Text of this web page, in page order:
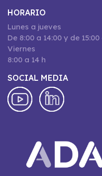
HORARIO
Lunes a jueves
De 8:00 a 14:00 y de 15:00
Viernes
8:00 a 14 h
SOCIAL MEDIA